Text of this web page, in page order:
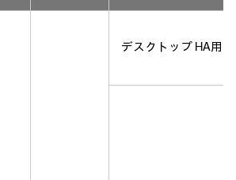
デスクトップ HA用